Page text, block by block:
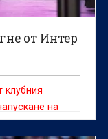
от Интер
клубния
на